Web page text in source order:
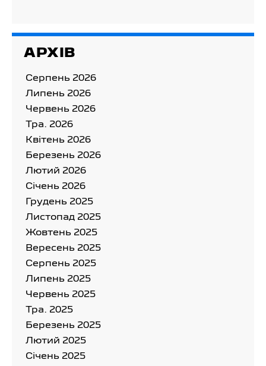
АРХІВ
Серпень 2026
Липень 2026
Червень 2026
Тра. 2026
Квітень 2026
Березень 2026
Лютий 2026
Cічень 2026
Грудень 2025
Листопад 2025
Жовтень 2025
Вересень 2025
Серпень 2025
Липень 2025
Червень 2025
Тра. 2025
Березень 2025
Лютий 2025
Cічень 2025